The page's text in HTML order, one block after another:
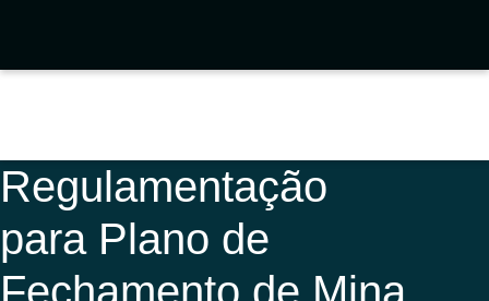
Regulamentação
para Plano de
Fechamento de Mina